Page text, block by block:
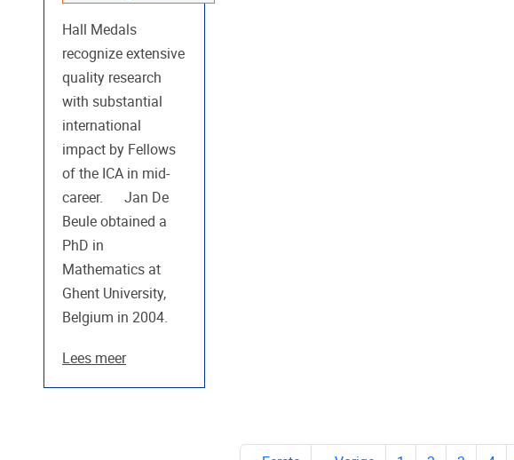
Hall Medals
recognize extensive
quality research
with substantial
international
impact by Fellows
of the ICA in mid-
career. Jan De
Beule obtained a
PhD in
Mathematics at
Ghent University,
Belgium in 2004.
Lees meer